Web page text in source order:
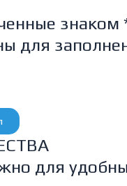
знаком
для
для